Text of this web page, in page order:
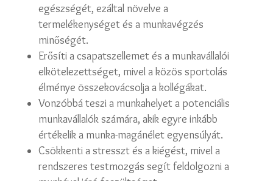
egészségét, ezáltal növelve a
termelékenységet és a munkavégzés
minőségét.
Erősíti a csapatszellemet és a munkavállalói
elkötelezettséget, mivel a közös sportolás
élménye összekovácsolja a kollégákat.
Vonzóbbá teszi a munkahelyet a potenciális
munkavállalók számára, akik egyre inkább
értékelik a munka-magánélet egyensúlyát.
Csökkenti a stresszt és a kiégést, mivel a
rendszeres testmozgás segít feldolgozni a